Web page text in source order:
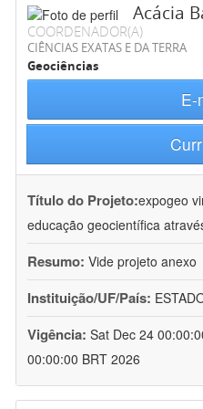
Acácia
COORDENADOR(A)
CIÊNCIAS EXATAS E DA TERRA
Geociências
E-
Título do Projeto:expogeo
educação geocientífica
Resumo: Vide projeto anexo
Instituição/UF/País:
Vigência: Sat Dec 24
00:00:00 BRT 2026